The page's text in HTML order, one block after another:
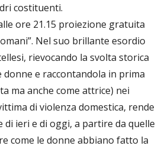
costituenti.
ore 21.15 proiezione gratuita
Nel suo brillante esordio
rievocando la svolta storica
e raccontandola in prima
ma anche come attrice) nei
di violenza domestica, rende
ieri e di oggi, a partire da quelle
come le donne abbiano fatto la